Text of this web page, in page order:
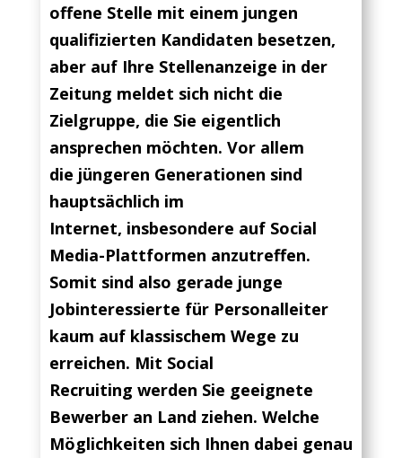
offene Stelle mit einem jungen
qualifizierten Kandidaten besetzen,
aber auf Ihre Stellenanzeige in der
Zeitung meldet sich nicht die
Zielgruppe, die Sie eigentlich
ansprechen möchten. Vor allem
die jüngeren Generationen sind
hauptsächlich im
Internet, insbesondere auf Social
Media-Plattformen anzutreffen.
Somit sind also gerade junge
Jobinteressierte für Personalleiter
kaum auf klassischem Wege zu
erreichen. Mit Social
Recruiting werden Sie geeignete
Bewerber an Land ziehen. Welche
Möglichkeiten sich Ihnen dabei genau